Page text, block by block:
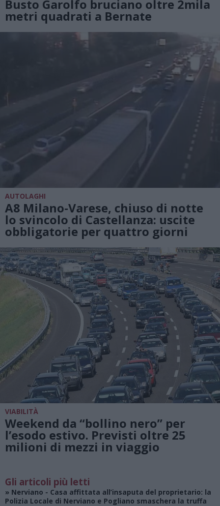
Busto Garolfo bruciano oltre 2mila
metri quadrati a Bernate
AUTOLAGHI
A8 Milano-Varese, chiuso di notte
lo svincolo di Castellanza: uscite
obbligatorie per quattro giorni
VIABILITÀ
Weekend da “bollino nero” per
l’esodo estivo. Previsti oltre 25
milioni di mezzi in viaggio
Gli articoli più letti
» Nerviano - Casa affittata all’insaputa del proprietario: la
Polizia Locale di Nerviano e Pogliano smaschera la truffa